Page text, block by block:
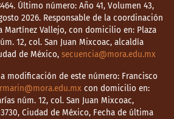
Último número: Año 41, Volumen 43,
2026. Responsable de la coordinación
Martínez Vallejo, con domicilio en: Plaza
12, col. San Juan Mixcoac, alcaldía
de México, secuencia@mora.edu.mx
modificación de este número: Francisco
con domicilio en:
núm. 12, col. San Juan Mixcoac,
Ciudad de México, Fecha de última